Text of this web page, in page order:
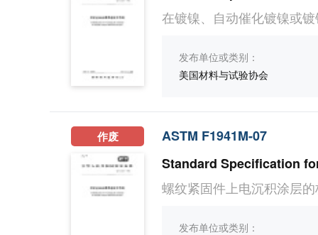
在镀镍、自动催化镀镍或
发布单位或类别：
美国材料与试验协会
作废 ASTM F1941M-07
螺纹紧固件上电沉积涂层
发布单位或类别：